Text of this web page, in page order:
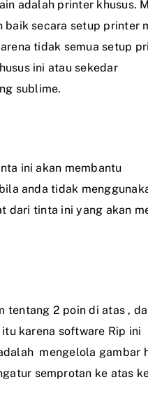
adalah printer khusus.
secara setup printer
tidak semua setup
ini atau sekedar
sublime.
ini akan membantu
anda tidak
dari tinta ini yang akan
tentang 2 poin di atas ,
karena software Rip ini
mengelola gambar
semprotan ke atas